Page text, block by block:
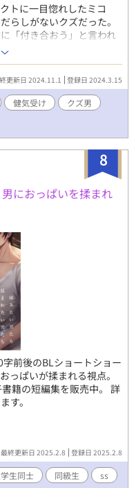
トに一目惚れしたミコ
らしがないクズだった。
「付き合おう」と言われ
ズのまま。そして付き合
葉で振られてしまう。 そ
更新日 2024.11.1 登録日 2024.3.15
健気受け
クズ男
8
におっぱいを揉まれ
字前後のBLショートショー
っぱいが揉まれる視点。
籍の短編集を販売中。 詳
す。
最終更新日 2025.2.8 登録日 2025.2.8
生同士 同級生
ss